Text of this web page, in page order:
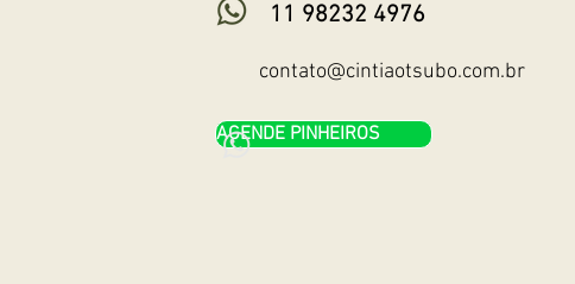
11 98232 4976
contato@cintiaotsubo.com.br
AGENDE PINHEIROS